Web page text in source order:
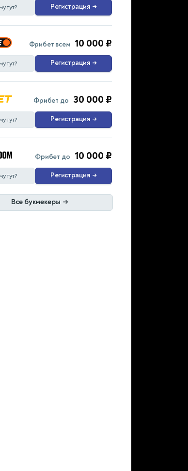
тут? Регистрация →
Фрибет всем 10 000 ₽
тут? Регистрация →
Фрибет до 30 000 ₽
тут? Регистрация →
Фрибет до 10 000 ₽
тут? Регистрация →
Все букмекеры →